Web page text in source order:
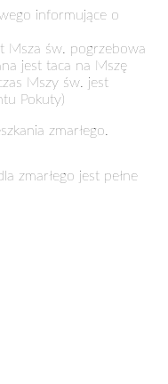
informujące o
Msza św. pogrzebowa
jest taca na Mszę
Mszy św. jest
Pokuty)
zmarłego.
zmarłego jest pełne